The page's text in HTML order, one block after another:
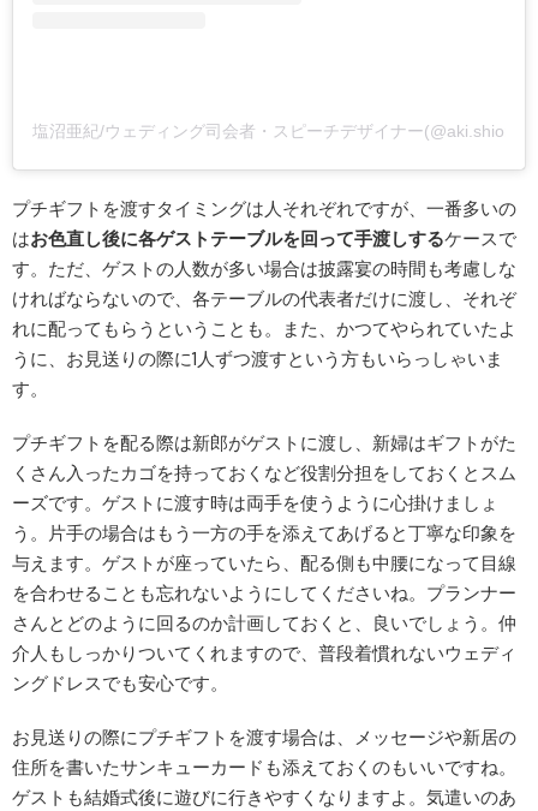
塩沼亜紀/ウェディング司会者・スピーチデザイナー
プチギフトを渡すタイミングは人それぞれですが、一番多いの
はお色直し後に各ゲストテーブルを回って手渡しするケースで
す。ただ、ゲストの人数が多い場合は披露宴の時間も考慮しな
ければならないので、各テーブルの代表者だけに渡し、それぞ
れに配ってもらうということも。また、かつてやられていたよ
うに、お見送りの際に1人ずつ渡すという方もいらっしゃいま
す。
プチギフトを配る際は新郎がゲストに渡し、新婦はギフトがた
くさん入ったカゴを持っておくなど役割分担をしておくとスム
ーズです。ゲストに渡す時は両手を使うように心掛けましょ
う。片手の場合はもう一方の手を添えてあげると丁寧な印象を
与えます。ゲストが座っていたら、配る側も中腰になって目線
を合わせることも忘れないようにしてくださいね。プランナー
さんとどのように回るのか計画しておくと、良いでしょう。仲
介人もしっかりついてくれますので、普段着慣れないウェディ
ングドレスでも安心です。
お見送りの際にプチギフトを渡す場合は、メッセージや新居の
住所を書いたサンキューカードも添えておくのもいいですね。
ゲストも結婚式後に遊びに行きやすくなりますよ。気遣いのあ